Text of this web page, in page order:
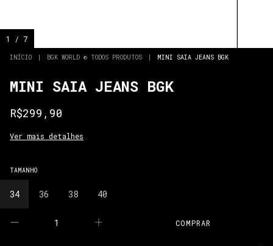
1 / 7
INÍCIO | BGK WORLD ® TODOS PRODUTOS | MINI SAIA JEANS BGK
MINI SAIA JEANS BGK
R$299,90
Ver mais detalhes
TAMANHO
34 36 38 40